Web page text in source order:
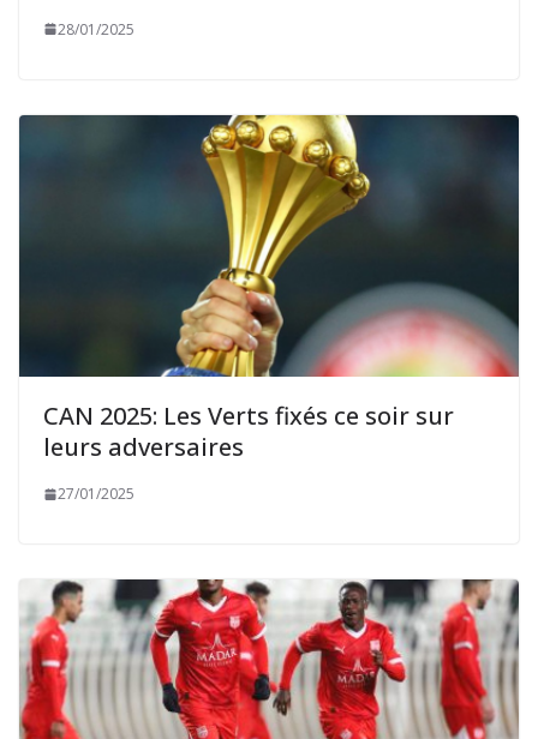
28/01/2025
CAN 2025: Les Verts fixés ce soir sur
leurs adversaires
27/01/2025